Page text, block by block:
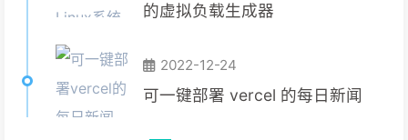
的虚拟负载生成器
2022-12-24
可一键部署 vercel 的每日新闻